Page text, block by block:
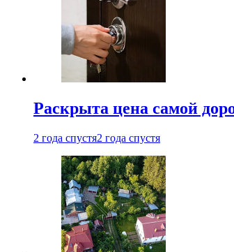
Раскрыта цена самой
2 года спустя2 года спустя